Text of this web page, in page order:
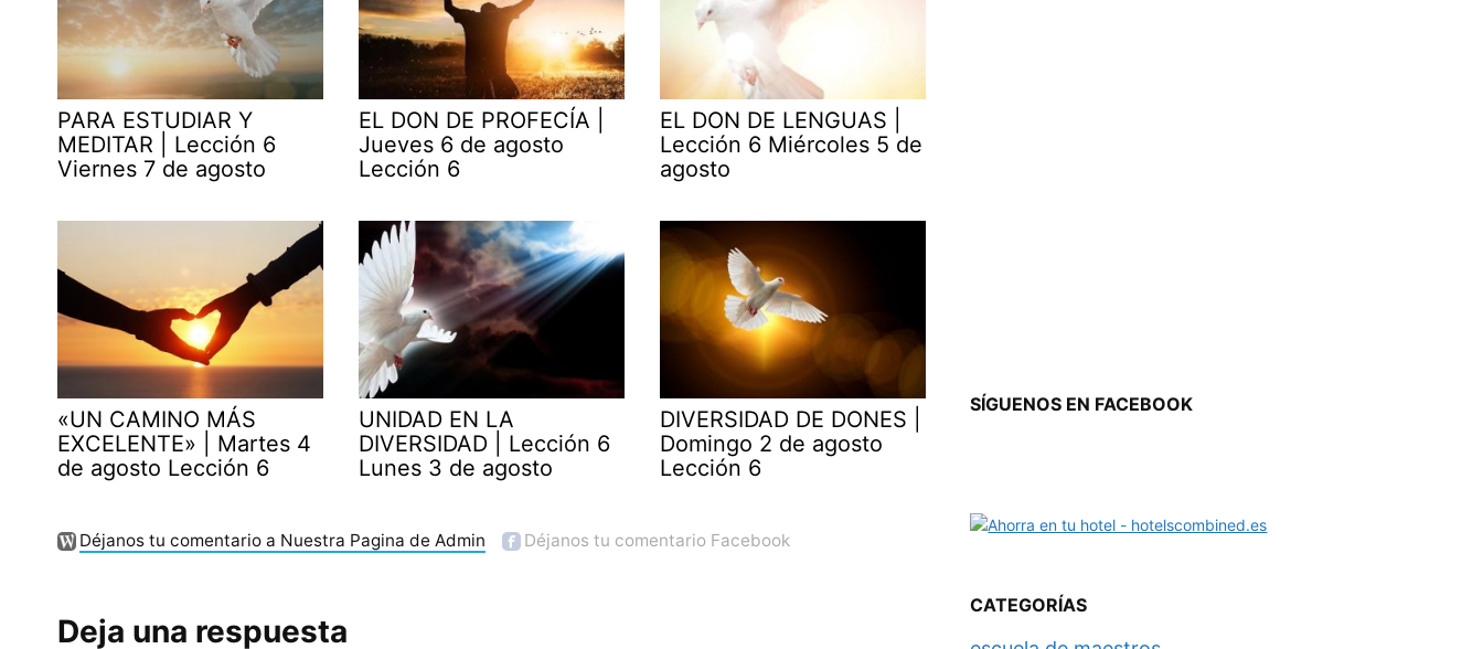
PARA ESTUDIAR Y
MEDITAR | Lección 6
Viernes 7 de agosto
EL DON DE PROFECÍA |
Jueves 6 de agosto
Lección 6
EL DON DE LENGUAS |
Lección 6 Miércoles 5 de
agosto
«UN CAMINO MÁS
EXCELENTE» | Martes 4
de agosto Lección 6
UNIDAD EN LA
DIVERSIDAD | Lección 6
Lunes 3 de agosto
DIVERSIDAD DE DONES |
Domingo 2 de agosto
Lección 6
Déjanos tu comentario a Nuestra Pagina de Admin Déjanos tu comentario Facebook
Deja una respuesta
SÍGUENOS EN FACEBOOK
CATEGORÍAS